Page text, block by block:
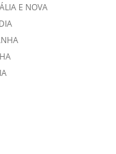
E IRLANDA
E NOVA